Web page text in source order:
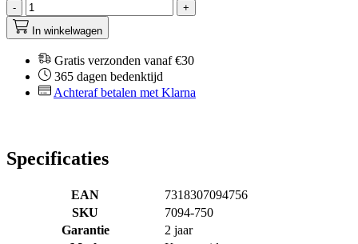
-
+
In winkelwagen
Gratis verzonden vanaf €30
365 dagen bedenktijd
Achteraf betalen met Klarna
Specificaties
EAN
7318307094756
SKU
7094-750
Garantie
2 jaar